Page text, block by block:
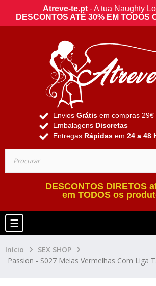
Atreve-te.pt- A tua Naughty
DESCONTOS ATÉ 30% EM TODOS
Envios Grátis em compras 29€
Embalagens Discretas
Entregas Rápidas em 24 a 48
DESCONTOS DIRETOS
em TODOS os
Toggle navigation
☰
Início
SEX SHOP
Passion - S027 Meias Vermelhas Com Liga